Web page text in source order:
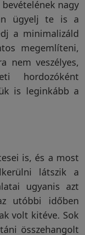
nagy
ügyelj te is a
a minimalizáld
megemlíteni,
nem veszélyes,
hordozóként
is leginkább a
is, és a most
látszik a
ugyanis azt
utóbbi időben
volt kitéve. Sok
összehangolt